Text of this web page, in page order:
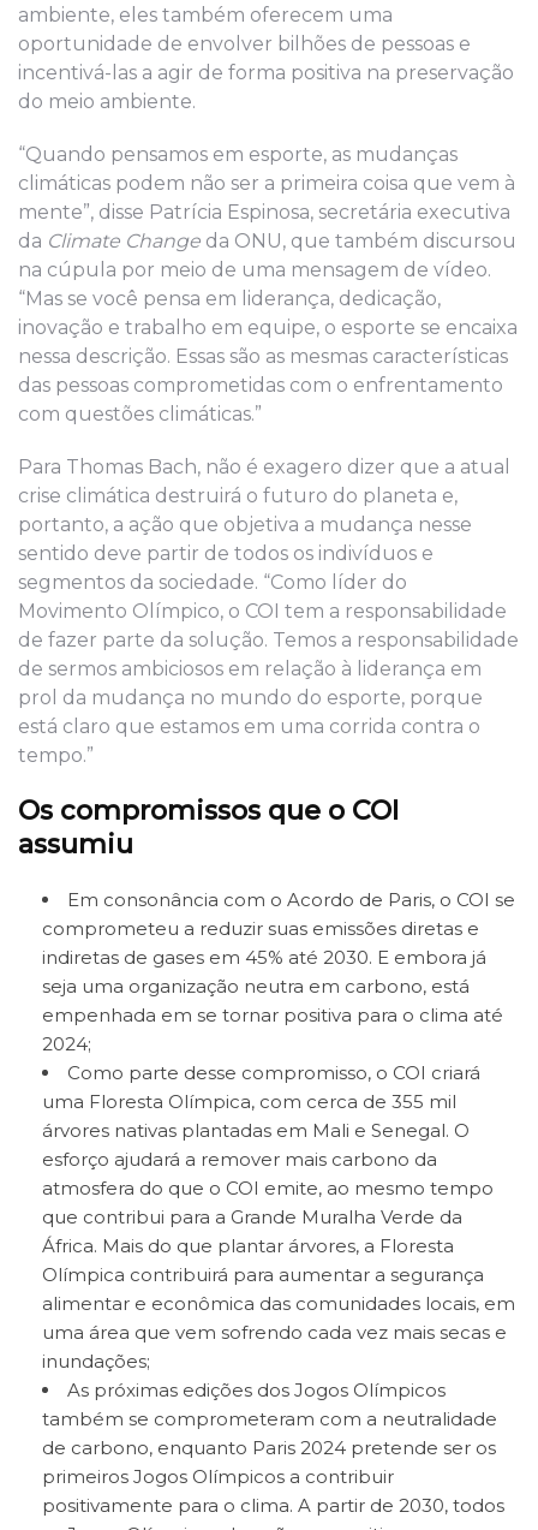
ambiente, eles também oferecem uma
oportunidade de envolver bilhões de pessoas e
incentivá-las a agir de forma positiva na preservação
do meio ambiente.
“Quando pensamos em esporte, as mudanças
climáticas podem não ser a primeira coisa que vem à
mente”, disse Patrícia Espinosa, secretária executiva
da Climate Change da ONU, que também discursou
na cúpula por meio de uma mensagem de vídeo.
“Mas se você pensa em liderança, dedicação,
inovação e trabalho em equipe, o esporte se encaixa
nessa descrição. Essas são as mesmas características
das pessoas comprometidas com o enfrentamento
com questões climáticas.”
Para Thomas Bach, não é exagero dizer que a atual
crise climática destruirá o futuro do planeta e,
portanto, a ação que objetiva a mudança nesse
sentido deve partir de todos os indivíduos e
segmentos da sociedade. “Como líder do
Movimento Olímpico, o COI tem a responsabilidade
de fazer parte da solução. Temos a responsabilidade
de sermos ambiciosos em relação à liderança em
prol da mudança no mundo do esporte, porque
está claro que estamos em uma corrida contra o
tempo.”
Os compromissos que o COI
assumiu
Em consonância com o Acordo de Paris, o COI se
comprometeu a reduzir suas emissões diretas e
indiretas de gases em 45% até 2030. E embora já
seja uma organização neutra em carbono, está
empenhada em se tornar positiva para o clima até
2024;
Como parte desse compromisso, o COI criará
uma Floresta Olímpica, com cerca de 355 mil
árvores nativas plantadas em Mali e Senegal. O
esforço ajudará a remover mais carbono da
atmosfera do que o COI emite, ao mesmo tempo
que contribui para a Grande Muralha Verde da
África. Mais do que plantar árvores, a Floresta
Olímpica contribuirá para aumentar a segurança
alimentar e econômica das comunidades locais, em
uma área que vem sofrendo cada vez mais secas e
inundações;
As próximas edições dos Jogos Olímpicos
também se comprometeram com a neutralidade
de carbono, enquanto Paris 2024 pretende ser os
primeiros Jogos Olímpicos a contribuir
positivamente para o clima. A partir de 2030, todos